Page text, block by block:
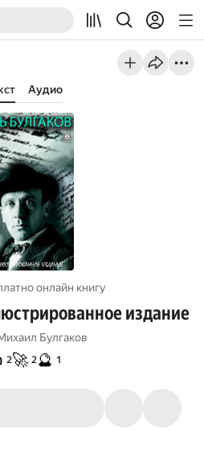
Аудио
онлайн книгу
издание
Булгаков
2🚀 2🔮 1